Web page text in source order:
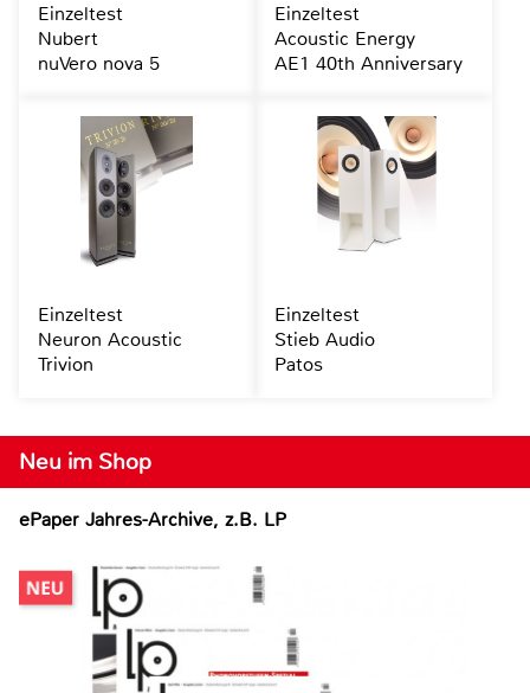
Neu im Shop
ePaper Jahres-Archive, z.B. LP
Einzeltest
Nubert
nuVero nova 5
Einzeltest
Acoustic Energy
AE1 40th Anniversary
Einzeltest
Neuron Acoustic
Trivion
Einzeltest
Stieb Audio
Patos